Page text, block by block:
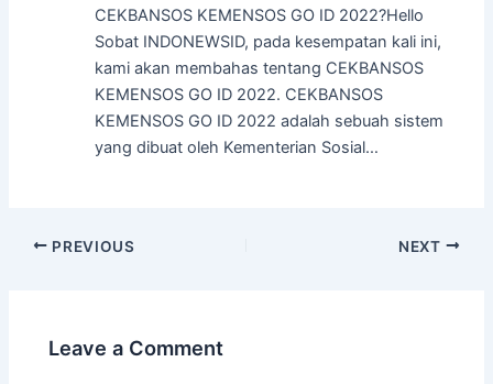
CEKBANSOS KEMENSOS GO ID 2022?Hello
Sobat INDONEWSID, pada kesempatan kali ini,
kami akan membahas tentang CEKBANSOS
KEMENSOS GO ID 2022. CEKBANSOS
KEMENSOS GO ID 2022 adalah sebuah sistem
yang dibuat oleh Kementerian Sosial…
Post
PREVIOUS NEXT
Leave a Comment